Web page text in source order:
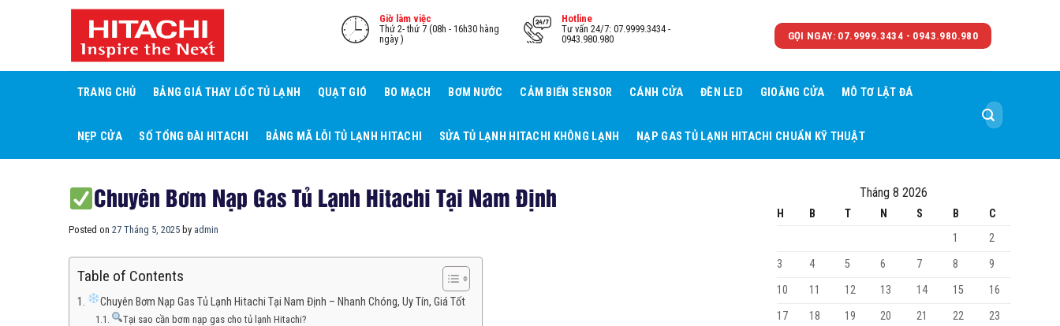
Giờ làm việc
Thứ 2- thứ 7 (08h - 16h30 hàng
ngày )
Hotline
Tư vấn 24/7: 07.9999.3434 -
0943.980.980
GỌI NGAY: 07.9999.3434 - 0943.980.980
TRANG CHỦ BẢNG GIÁ THAY LỐC TỦ LẠNH QUẠT GIÓ BO MẠCH BƠM NƯỚC CẢM BIẾN SENSOR CÁNH CỬA ĐÈN LED GIOĂNG CỬA MÔ TƠ LẬT ĐÁ
NẸP CỬA SỐ TỔNG ĐÀI HITACHI BẢNG MÃ LỖI TỦ LẠNH HITACHI SỬA TỦ LẠNH HITACHI KHÔNG LẠNH NẠP GAS TỦ LẠNH HITACHI CHUẨN KỸ THUẬT
Tìm
kiếm:
Chuyên Bơm Nạp Gas Tủ Lạnh Hitachi Tại Nam Định
Posted on 27 Tháng 5, 2025 by admin
Table of Contents
Chuyên Bơm Nạp Gas Tủ Lạnh Hitachi Tại Nam Định – Nhanh Chóng, Uy Tín, Giá Tốt
Tại sao cần bơm nạp gas cho tủ lạnh Hitachi?
Tháng 8 2026
H B T N S B
C
1
2
3
4 5 6 7 8
9
10
11 12 13 14 15
16
17
18 19 20 21 22
23